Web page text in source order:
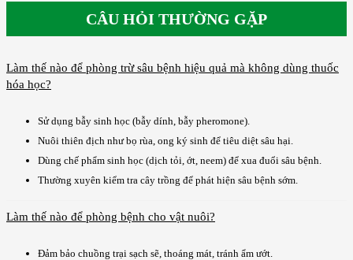
CÂU HỎI THƯỜNG GẶP
Làm thế nào để phòng trừ sâu bệnh hiệu quả mà không dùng thuốc
hóa học?
Sử dụng bẫy sinh học (bẫy dính, bẫy pheromone).
Nuôi thiên địch như bọ rùa, ong ký sinh để tiêu diệt sâu hại.
Dùng chế phẩm sinh học (dịch tỏi, ớt, neem) để xua đuổi sâu bệnh.
Thường xuyên kiểm tra cây trồng để phát hiện sâu bệnh sớm.
Làm thế nào để phòng bệnh cho vật nuôi?
Đảm bảo chuồng trại sạch sẽ, thoáng mát, tránh ẩm ướt.